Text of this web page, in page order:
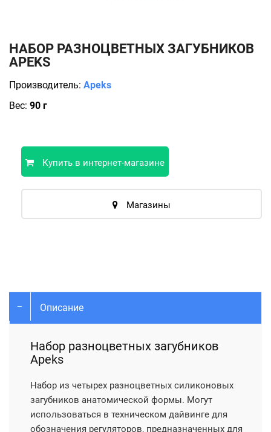
НАБОР РАЗНОЦВЕТНЫХ ЗАГУБНИКОВ
APEKS
Производитель: Apeks
Вес: 90 г
Купить в интернет-магазине
Магазины
Описание
Набор разноцветных загубников
Apeks
Набор из четырех разноцветных силиконовых
загубников анатомической формы. Могут
использоваться в техническом дайвинге для
обозначения регуляторов, предназначенных для